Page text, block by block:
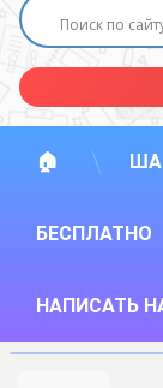
🏠
БЕСПЛАТНО
НАПИСАТЬ